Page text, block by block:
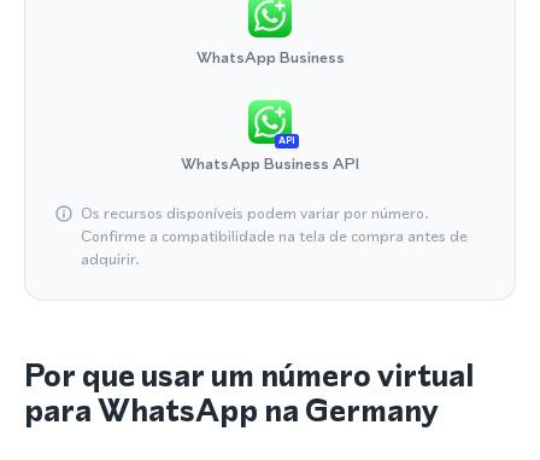
WhatsApp Business
API
WhatsApp Business API
Os recursos disponíveis podem variar por número.
Confirme a compatibilidade na tela de compra antes de
adquirir.
Por que usar um número virtual
para WhatsApp na Germany